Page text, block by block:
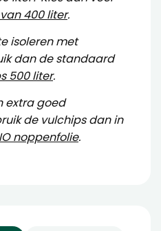
400 liter.
isoleren met
dan de standaard
500 liter.
extra goed
de vulchips dan in
noppenfolie.